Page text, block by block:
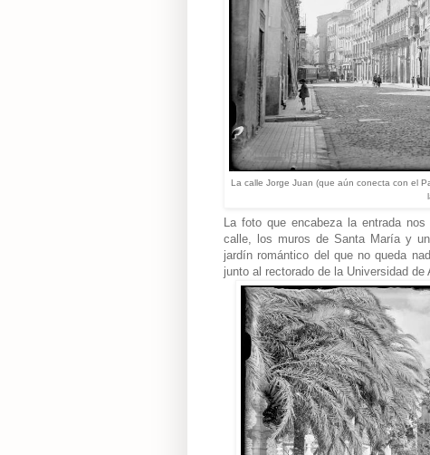
La calle Jorge Juan (que aún conecta con el
La foto que encabeza la entrada
calle, los muros de Santa María y
jardín romántico del que no queda
junto al rectorado de la Universidad de